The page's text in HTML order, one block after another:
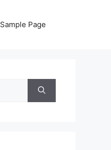
Sample Page